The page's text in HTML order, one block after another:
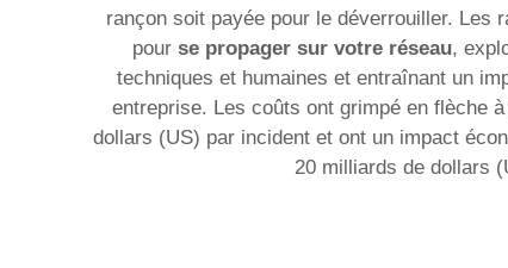
rançon soit payée pour le déverrouiller. Les
pourse propager sur votre réseau,
techniques et humaines et entraînant un
entreprise. Les coûts ont grimpé en flèche
dollars (US) par incident et ont un impact
20 milliards de dollars